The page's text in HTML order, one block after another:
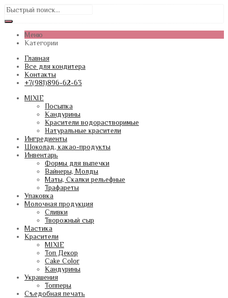
Меню
Категории
Главная
Все для кондитера
Контакты
+7(981)896-62-63
MIXIE
Посыпка
Кандурины
Красители водорастворимые
Натуральные красители
Ингредиенты
Шоколад, какао-продукты
Инвентарь
Формы для выпечки
Вайнеры, Молды
Маты, Скалки рельефные
Трафареты
Упаковка
Молочная продукция
Сливки
Творожный сыр
Мастика
Красители
MIXIE
Топ Декор
Cake Color
Кандурины
Украшения
Топперы
Съедобная печать